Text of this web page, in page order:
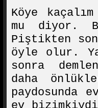
Köye
mu diyor.
Piştikten
öyle olur.
sonra
daha
paydosunda